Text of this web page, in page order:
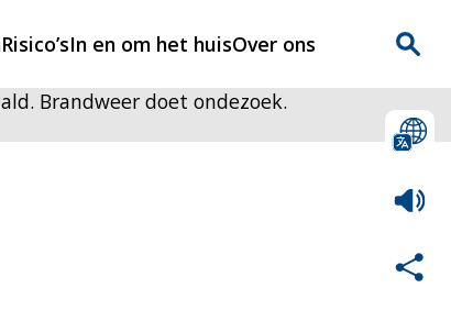
Risico’sIn en om het huisOver ons
Brandweer doet ondezoek.